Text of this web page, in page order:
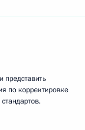
представить
по корректировке